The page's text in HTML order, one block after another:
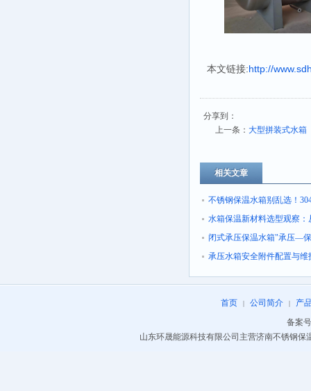
本文链接:http://
分享到：
上一条： 大型拼装式水箱
相关文章
不锈钢保温水箱别乱选！
篇讲透
水箱保温新材料选型观察：
气凝胶的技术经济账
闭式承压保温水箱"承压—
压"一体化设计：从结构安
地
承压水箱安全附件配置与维
首页 | 公司简介 |
产
备案
山东环晟能源科技有限公司主营济南不锈钢